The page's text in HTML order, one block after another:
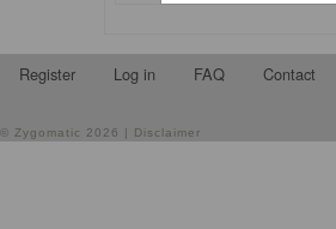
Register Log in FAQ Contact
© Zygomatic 2026 | Disclaimer